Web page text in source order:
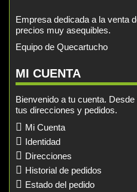
Empresa dedicada a la venta
precios muy asequibles.
Equipo de Quecartucho
MI CUENTA
Bienvenido a tu cuenta.
tus direcciones y pedidos.
Mi Cuenta
Identidad
Direcciones
Historial de pedidos
Estado del pedido